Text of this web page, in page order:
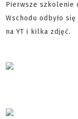
Pierwsze szkolenie
Wschodu odbyło
na YT i kilka zdjęć.